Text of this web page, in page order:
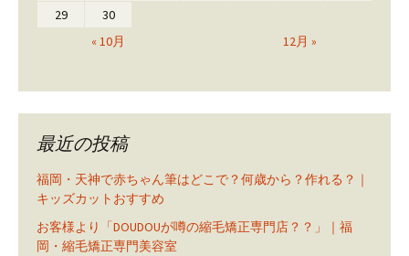
« 10月 12月 »
29
30
最近の投稿
福岡・天神で赤ちゃん筆はどこで？何歳から？作れる？｜
キッズカットおすすめ
お客様より「DOUDOUが噂の縮毛矯正専門店？？」｜福
岡・縮毛矯正専門美容室